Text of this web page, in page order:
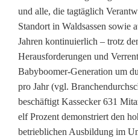
und alle, die tagtäglich
Standort in Waldsassen sowie
Jahren kontinuierlich – trotz
Herausforderungen und
Babyboomer-Generation um
pro Jahr (vgl.
beschäftigt Kassecker 631
elf Prozent demonstriert den
betrieblichen Ausbildung im